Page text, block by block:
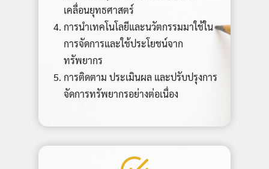
เคลื่อนยุทธศาสตร์
การนำเทคโนโลยีและนวัตกรรมมาใช้ใน
การจัดการและใช้ประโยชน์จาก
ทรัพยากร
การติดตาม ประเมินผล และปรับปรุงการ
จัดการทรัพยากรอย่างต่อเนื่อง